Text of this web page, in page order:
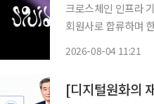
크로스체인 인프라
회원사로 합류하며 한국
2026-08-04 11:21